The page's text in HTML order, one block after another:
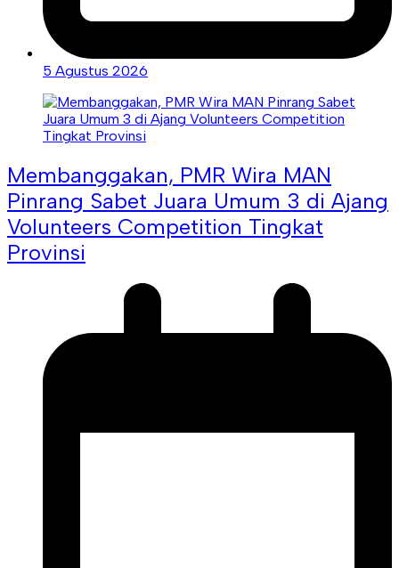
5 Agustus 2026
Membanggakan, PMR Wira MAN
Pinrang Sabet Juara Umum 3 di Ajang
Volunteers Competition Tingkat
Provinsi